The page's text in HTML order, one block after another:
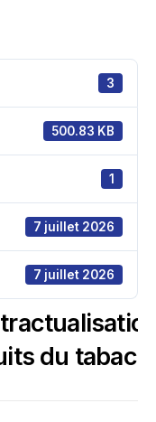
3
500.83 KB
1
7 juillet 2026
7 juillet 2026
du tabac